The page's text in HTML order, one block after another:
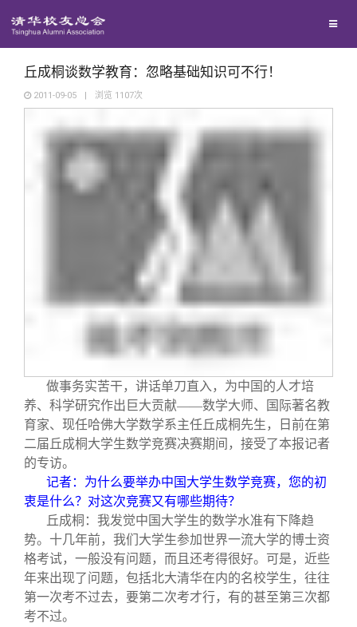
地区联络
院系校友工作
专业委员会
兴趣群体
回馈母校
捐赠新闻
捐赠纪事
捐赠方法
《清华校友通讯》
《水木清华》
我要订阅
清华人物
清华故事
校友文苑
校友讲坛
终身学习
三创大赛
实用信息
校友总会
会长致辞
总会章程
制度法规
联系我们
关闭
丘成桐谈数学教育：忽略基础知识可不行！
2011-09-05 | 浏览 1107次
做事务实苦干，讲话单刀直入，为中国的人才培
养、科学研究作出巨大贡献——数学大师、国际著名教
育家、现任哈佛大学数学系主任丘成桐先生，日前在第
二届丘成桐大学生数学竞赛决赛期间，接受了本报记者
的专访。
记者：为什么要举办中国大学生数学竞赛，您的初
衷是什么？对这次竞赛又有哪些期待？
丘成桐：我发觉中国大学生的数学水准有下降趋
势。十几年前，我们大学生参加世界一流大学的博士资
格考试，一般没有问题，而且还考得很好。可是，近些
年来出现了问题，包括北大清华在内的名校学生，往往
第一次考不过去，要第二次考才行，有的甚至第三次都
考不过。